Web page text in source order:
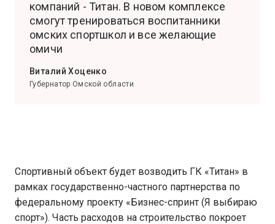
компаний - Титан. В новом комплексе
смогут тренироваться воспитанники
омских спортшкол и все желающие
омичи
Виталий Хоценко
Губернатор Омской области
Спортивный объект будет возводить ГК «Титан» в
рамках государственно-частного партнерства по
федеральному проекту «Бизнес-спринт (Я выбираю
спорт»). Часть расходов на строительство покроет